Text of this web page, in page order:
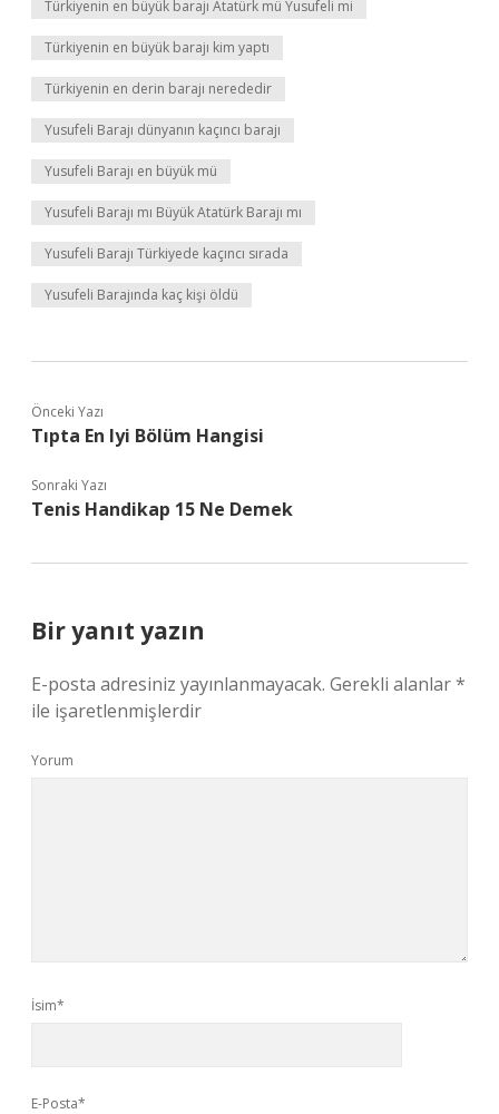
Türkiyenin en büyük barajı Atatürk mü Yusufeli mi
Türkiyenin en büyük barajı kim yaptı
Türkiyenin en derin barajı nerededir
Yusufeli Barajı dünyanın kaçıncı barajı
Yusufeli Barajı en büyük mü
Yusufeli Barajı mı Büyük Atatürk Barajı mı
Yusufeli Barajı Türkiyede kaçıncı sırada
Yusufeli Barajında kaç kişi öldü
Önceki Yazı
Tıpta En Iyi Bölüm Hangisi
Sonraki Yazı
Tenis Handikap 15 Ne Demek
Bir yanıt yazın
E-posta adresiniz yayınlanmayacak. Gerekli alanlar*
ile işaretlenmişlerdir
Yorum
İsim*
E-Posta*